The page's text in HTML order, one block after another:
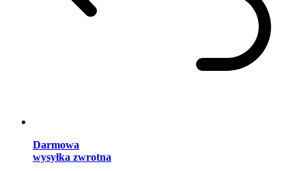
Darmowa
wysyłka zwrotna